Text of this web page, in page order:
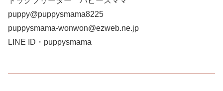
puppy@puppysmama8225
puppysmama-wonwon@ezweb.ne.jp
LINE ID・puppysmama